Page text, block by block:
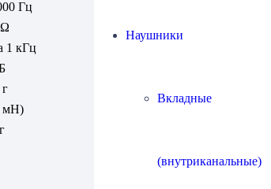
Наушники
Вкладные
(внутриканальные)
Гц
1 кГц
мН)